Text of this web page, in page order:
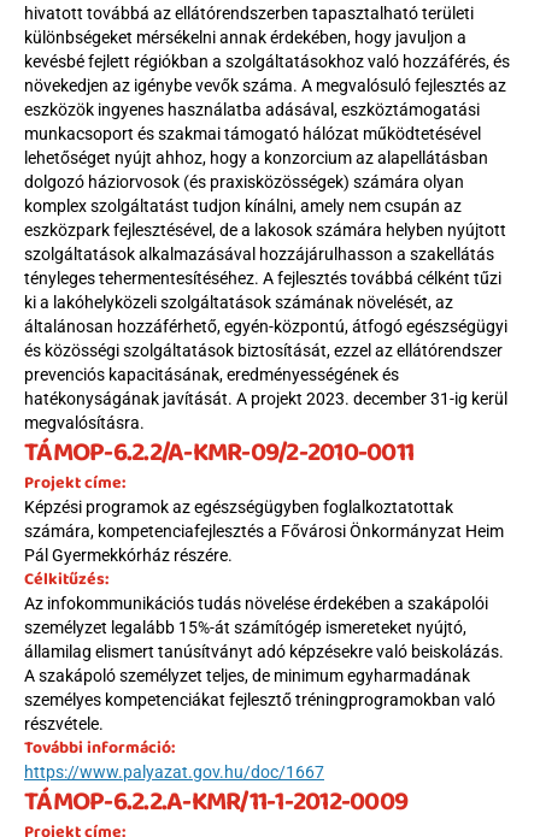
hivatott továbbá az ellátórendszerben tapasztalható területi
különbségeket mérsékelni annak érdekében, hogy javuljon a
kevésbé fejlett régiókban a szolgáltatásokhoz való hozzáférés, és
növekedjen az igénybe vevők száma. A megvalósuló fejlesztés az
eszközök ingyenes használatba adásával, eszköztámogatási
munkacsoport és szakmai támogató hálózat működtetésével
lehetőséget nyújt ahhoz, hogy a konzorcium az alapellátásban
dolgozó háziorvosok (és praxisközösségek) számára olyan
komplex szolgáltatást tudjon kínálni, amely nem csupán az
eszközpark fejlesztésével, de a lakosok számára helyben nyújtott
szolgáltatások alkalmazásával hozzájárulhasson a szakellátás
tényleges tehermentesítéséhez. A fejlesztés továbbá célként tűzi
ki a lakóhelyközeli szolgáltatások számának növelését, az
általánosan hozzáférhető, egyén-központú, átfogó egészségügyi
és közösségi szolgáltatások biztosítását, ezzel az ellátórendszer
prevenciós kapacitásának, eredményességének és
hatékonyságának javítását. A projekt 2023. december 31-ig kerül
megvalósításra.
TÁMOP-6.2.2/A-KMR-09/2-2010-0011
Projekt címe:
Képzési programok az egészségügyben foglalkoztatottak
számára, kompetenciafejlesztés a Fővárosi Önkormányzat Heim
Pál Gyermekkórház részére.
Célkitűzés:
Az infokommunikációs tudás növelése érdekében a szakápolói
személyzet legalább 15%-át számítógép ismereteket nyújtó,
államilag elismert tanúsítványt adó képzésekre való beiskolázás.
A szakápoló személyzet teljes, de minimum egyharmadának
személyes kompetenciákat fejlesztő tréningprogramokban való
részvétele.
További információ:
https://www.palyazat.gov.hu/doc/1667
TÁMOP-6.2.2.A-KMR/11-1-2012-0009